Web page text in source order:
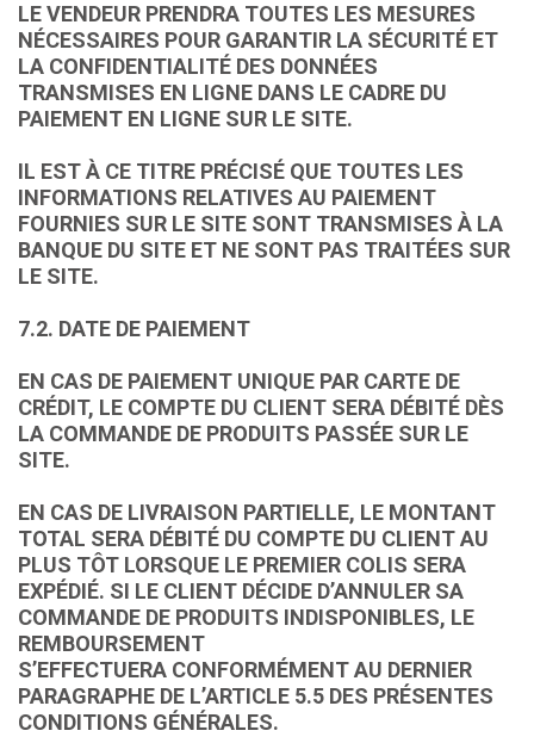
LE VENDEUR PRENDRA TOUTES LES MESURES
NÉCESSAIRES POUR GARANTIR LA SÉCURITÉ ET
LA CONFIDENTIALITÉ DES DONNÉES
TRANSMISES EN LIGNE DANS LE CADRE DU
PAIEMENT EN LIGNE SUR LE SITE.
IL EST À CE TITRE PRÉCISÉ QUE TOUTES LES
INFORMATIONS RELATIVES AU PAIEMENT
FOURNIES SUR LE SITE SONT TRANSMISES À LA
BANQUE DU SITE ET NE SONT PAS TRAITÉES SUR
LE SITE.
7.2. DATE DE PAIEMENT
EN CAS DE PAIEMENT UNIQUE PAR CARTE DE
CRÉDIT, LE COMPTE DU CLIENT SERA DÉBITÉ DÈS
LA COMMANDE DE PRODUITS PASSÉE SUR LE
SITE.
EN CAS DE LIVRAISON PARTIELLE, LE MONTANT
TOTAL SERA DÉBITÉ DU COMPTE DU CLIENT AU
PLUS TÔT LORSQUE LE PREMIER COLIS SERA
EXPÉDIÉ. SI LE CLIENT DÉCIDE D’ANNULER SA
COMMANDE DE PRODUITS INDISPONIBLES, LE
REMBOURSEMENT
S’EFFECTUERA CONFORMÉMENT AU DERNIER
PARAGRAPHE DE L’ARTICLE 5.5 DES PRÉSENTES
CONDITIONS GÉNÉRALES.